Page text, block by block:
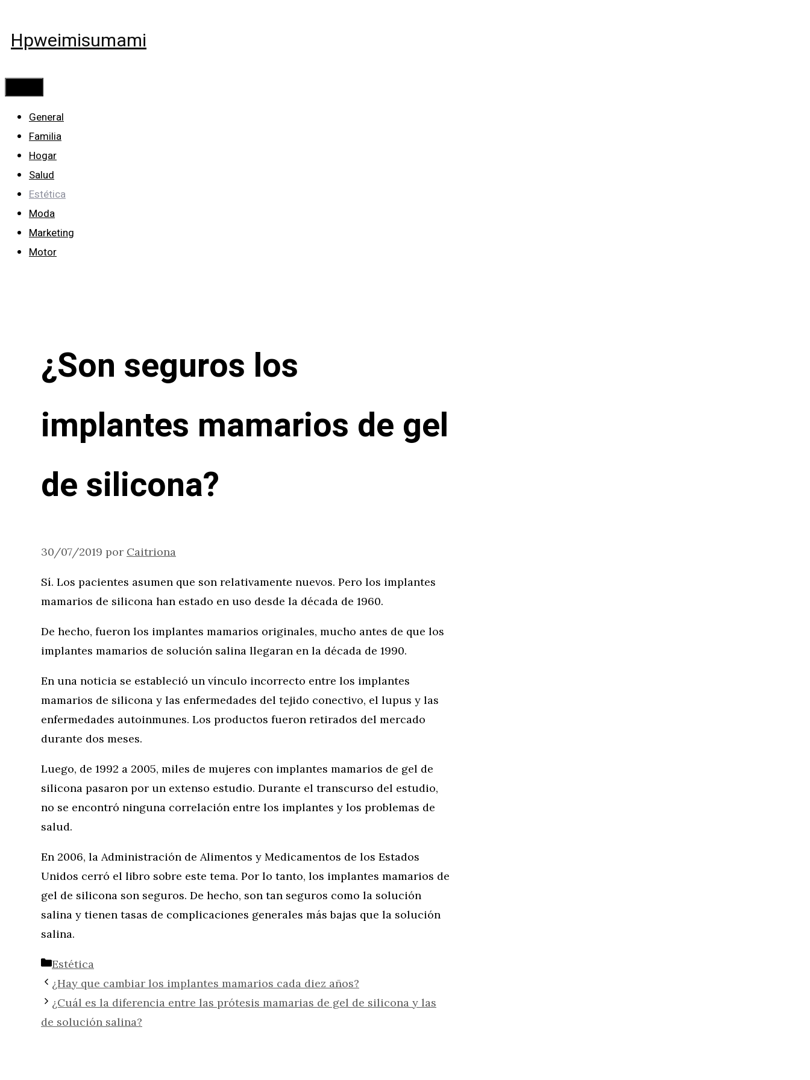
al
contenido
Hpweimisumami
General
Familia
Hogar
Salud
Estética
Moda
Marketing
Motor
¿Son seguros los
implantes mamarios de gel
de silicona?
30/07/2019 por Caitriona
Sí. Los pacientes asumen que son relativamente nuevos. Pero los implantes
mamarios de silicona han estado en uso desde la década de 1960.
De hecho, fueron los implantes mamarios originales, mucho antes de que los
implantes mamarios de solución salina llegaran en la década de 1990.
En una noticia se estableció un vínculo incorrecto entre los implantes
mamarios de silicona y las enfermedades del tejido conectivo, el lupus y las
enfermedades autoinmunes. Los productos fueron retirados del mercado
durante dos meses.
Luego, de 1992 a 2005, miles de mujeres con implantes mamarios de gel de
silicona pasaron por un extenso estudio. Durante el transcurso del estudio,
no se encontró ninguna correlación entre los implantes y los problemas de
salud.
En 2006, la Administración de Alimentos y Medicamentos de los Estados
Unidos cerró el libro sobre este tema. Por lo tanto, los implantes mamarios de
gel de silicona son seguros. De hecho, son tan seguros como la solución
salina y tienen tasas de complicaciones generales más bajas que la solución
salina.
Categorías
Estética
¿Hay que cambiar los implantes mamarios cada diez años?
¿Cuál es la diferencia entre las prótesis mamarias de gel de silicona y las
de solución salina?